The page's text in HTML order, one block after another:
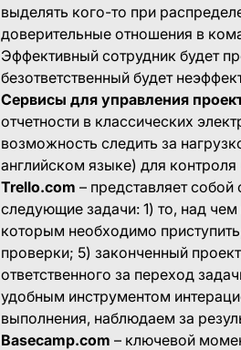
выделять кого-то при
доверительные отношения в
Эффективный сотрудник будет
безответственный будет
Сервисы для управления
отчетности в классических
возможность следить за
английском языке) для
Trello.com – представляет
следующие задачи: 1) то, над
которым необходимо
проверки; 5) законченный
ответственного за переход
удобным инструментом
выполнения, наблюдаем за
Basecamp.com – ключевой